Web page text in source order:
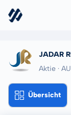
JADAR
Aktie ·
Übersicht